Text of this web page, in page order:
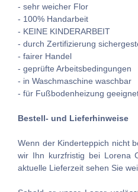
- sehr weicher Flor
- 100% Handarbeit
- KEINE KINDERARBEIT
- durch Zertifizierung
- fairer Handel
- geprüfte Arbeitsbedingungen
- in Waschmaschine waschbar
- für Fußbodenheizung
Bestell- und Lieferhinweise
Wenn der Kinderteppich nicht
wir Ihn kurzfristig bei Lorena
aktuelle Lieferzeit sehen Sie